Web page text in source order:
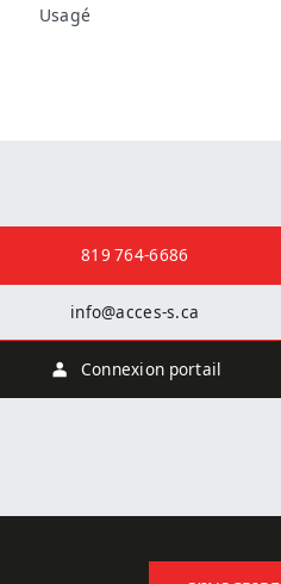
Usagé
819 764-6686
info@acces-s.ca
Connexion portail